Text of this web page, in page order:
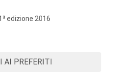
a edizione 2016
AI PREFERITI